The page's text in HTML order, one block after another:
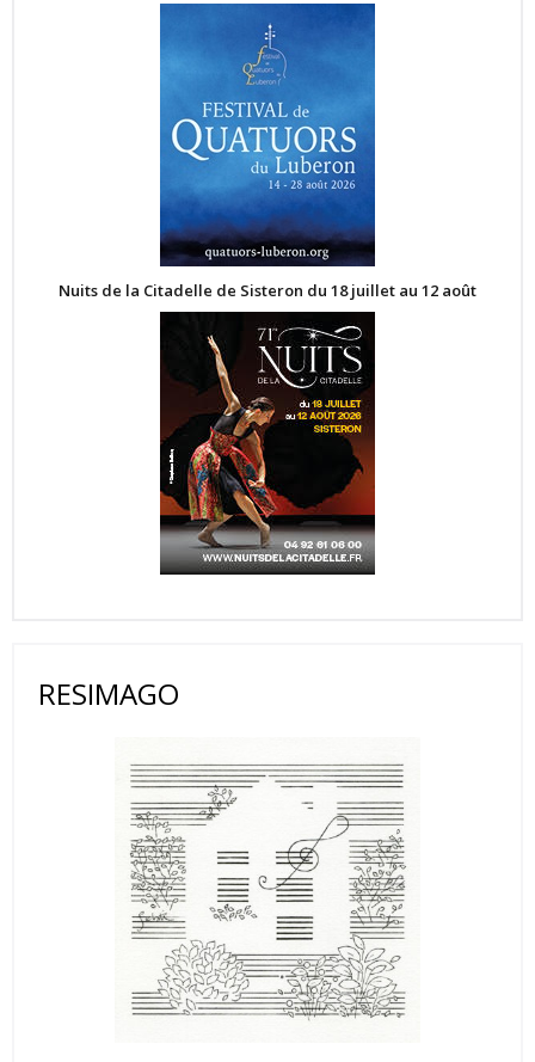
Nuits de la Citadelle de Sisteron du 18 juillet au 12 août
RESIMAGO